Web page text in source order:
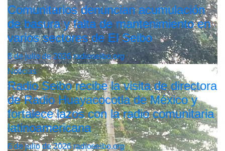
Comunitarios denuncian acumulación
de basura y falta de mantenimiento en
varios sectores de El Seibo
8 de julio de 2026radioseibo.org
Noticias
Radio Seibo recibe la visita de directora
de Radio Huayacocotla de México y
fortalece lazos con la radio comunitaria
latinoamericana
6 de julio de 2026radioseibo.org